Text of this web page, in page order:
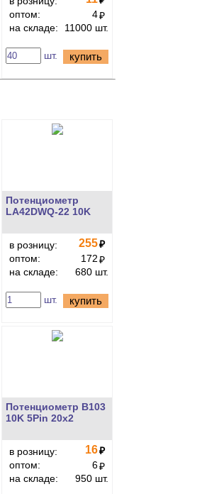
оптом:
4₽
на складе:
11000 шт.
шт. купить
Потенциометр
LA42DWQ-22 10K
в розницу: 255₽
оптом:
172₽
на складе:
680 шт.
шт. купить
Потенциометр B103
10K 5Pin 20x2
в розницу: 16₽
оптом:
6₽
на складе:
950 шт.